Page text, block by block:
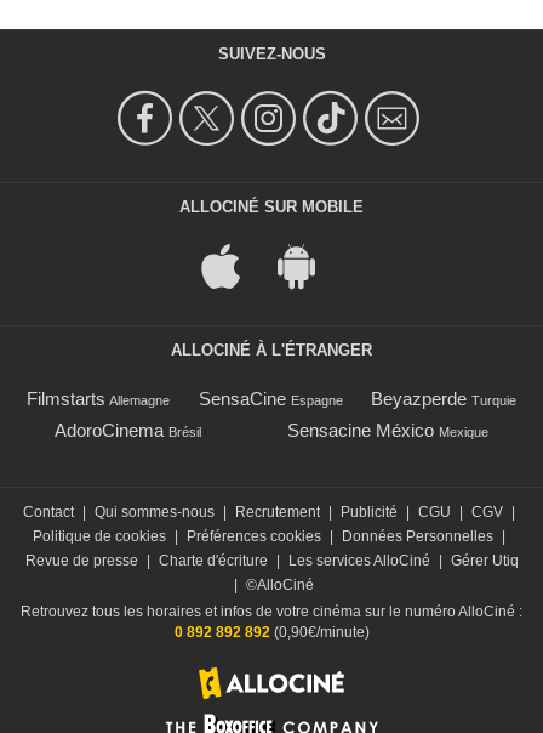
SUIVEZ-NOUS
ALLOCINÉ SUR MOBILE
ALLOCINÉ À L'ÉTRANGER
Filmstarts Allemagne SensaCine Espagne Beyazperde Turquie
AdoroCinema Brésil Sensacine México Mexique
Contact | Qui sommes-nous | Recrutement | Publicité | CGU | CGV |
Politique de cookies | Préférences cookies | Données Personnelles |
Revue de presse
| Charte d'écriture | Les services AlloCiné | Gérer Utiq
| ©AlloCiné
Retrouvez tous les horaires et infos de votre cinéma sur le numéro AlloCiné :
0 892 892 892 (0,90€/minute)